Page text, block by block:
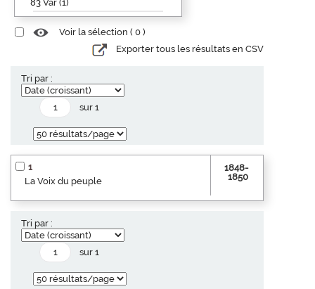
83 Var (1)
Voir la sélection ( 0 )
Exporter tous les résultats en CSV
Tri par :
sur 1
1
La Voix du peuple
1848-
1850
Tri par :
sur 1